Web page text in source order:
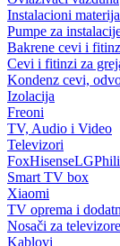
Instalacioni
Pumpe za
Bakrene cevi i
Cevi i fitinzi za
Kondenz cevi,
Izolacija
Freoni
TV, Audio i Video
Televizori
FoxHisenseLG
Smart TV box
Xiaomi
TV oprema i
Nosači za televizore
Kablovi